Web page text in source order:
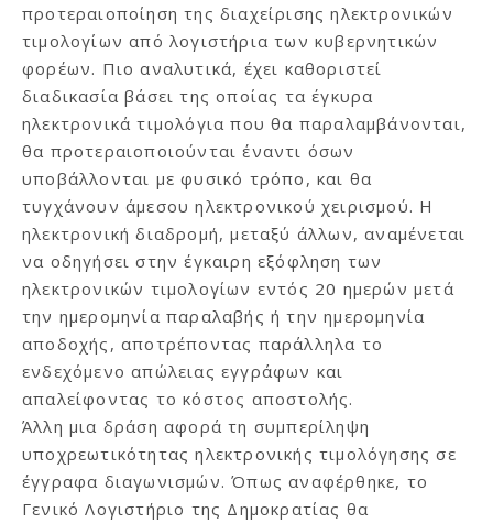
προτεραιοποίηση της διαχείρισης ηλεκτρονικών
τιμολογίων από λογιστήρια των κυβερνητικών
φορέων. Πιο αναλυτικά, έχει καθοριστεί
διαδικασία βάσει της οποίας τα έγκυρα
ηλεκτρονικά τιμολόγια που θα παραλαμβάνονται,
θα προτεραιοποιούνται έναντι όσων
υποβάλλονται με φυσικό τρόπο, και θα
τυγχάνουν άμεσου ηλεκτρονικού χειρισμού. Η
ηλεκτρονική διαδρομή, μεταξύ άλλων, αναμένεται
να οδηγήσει στην έγκαιρη εξόφληση των
ηλεκτρονικών τιμολογίων εντός 20 ημερών μετά
την ημερομηνία παραλαβής ή την ημερομηνία
αποδοχής, αποτρέποντας παράλληλα το
ενδεχόμενο απώλειας εγγράφων και
απαλείφοντας το κόστος αποστολής.
Άλλη μια δράση αφορά τη συμπερίληψη
υποχρεωτικότητας ηλεκτρονικής τιμολόγησης σε
έγγραφα διαγωνισμών. Όπως αναφέρθηκε, το
Γενικό Λογιστήριο της Δημοκρατίας θα